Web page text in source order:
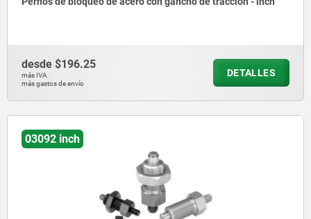
desde $196.25
más IVA.
más gastos de envío
DETALLES
03092 inch